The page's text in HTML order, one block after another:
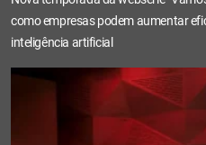
como empresas podem aumentar
inteligência artificial